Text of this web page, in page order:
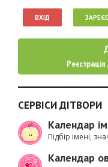
ВХІД
СЕРВІСИ ДІТВОРИ
Календар
Підбір імені,
Календар